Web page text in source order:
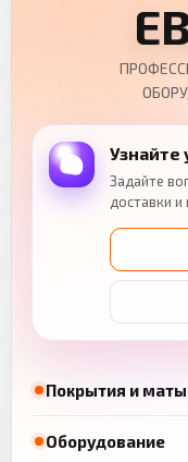
Покрытия и маты
Оборудование
Узнайте
Задайте
доставки